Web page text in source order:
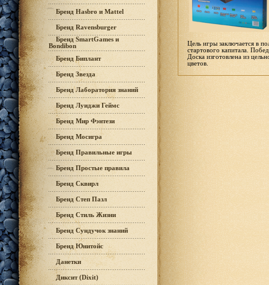
Бренд Hasbro и Mattel
Бренд Ravensburger
Бренд SmartGames и
Bondibon
Бренд Биплант
Бренд Звезда
Бренд Лаборатория знаний
Бренд Луиджи Геймс
Бренд Мир Фэнтези
Бренд Мосигра
Бренд Правильные игры
Бренд Простые правила
Бренд Сквирл
Бренд Степ Пазл
Бренд Стиль Жизни
Бренд Сундучок знаний
Бренд Юнитойс
Данетки
Диксит (Dixit)
Цель игры заключается в
стартового капитала.
Доска изготовлена из
цветов.